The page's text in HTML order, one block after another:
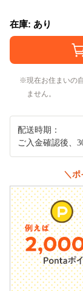
在庫: あり
現在お住まいの
ません。
配送時期：
ご入金確認後、
＼ポ